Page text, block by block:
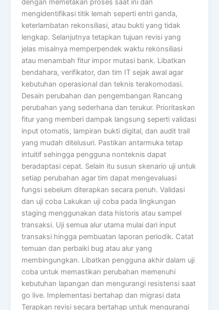
dengan memetakan proses saat ini dan
mengidentifikasi titik lemah seperti entri ganda,
keterlambatan rekonsiliasi, atau bukti yang tidak
lengkap. Selanjutnya tetapkan tujuan revisi yang
jelas misalnya memperpendek waktu rekonsiliasi
atau menambah fitur impor mutasi bank. Libatkan
bendahara, verifikator, dan tim IT sejak awal agar
kebutuhan operasional dan teknis terakomodasi.
Desain perubahan dan pengembangan Rancang
perubahan yang sederhana dan terukur. Prioritaskan
fitur yang memberi dampak langsung seperti validasi
input otomatis, lampiran bukti digital, dan audit trail
yang mudah ditelusuri. Pastikan antarmuka tetap
intuitif sehingga pengguna nonteknis dapat
beradaptasi cepat. Selain itu susun skenario uji untuk
setiap perubahan agar tim dapat mengevaluasi
fungsi sebelum diterapkan secara penuh. Validasi
dan uji coba Lakukan uji coba pada lingkungan
staging menggunakan data historis atau sampel
transaksi. Uji semua alur utama mulai dari input
transaksi hingga pembuatan laporan periodik. Catat
temuan dan perbaiki bug atau alur yang
membingungkan. Libatkan pengguna akhir dalam uji
coba untuk memastikan perubahan memenuhi
kebutuhan lapangan dan mengurangi resistensi saat
go live. Implementasi bertahap dan migrasi data
Terapkan revisi secara bertahap untuk mengurangi